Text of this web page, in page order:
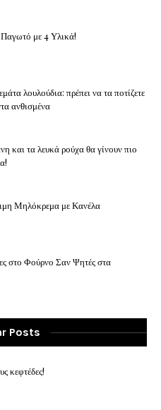
με 4 Υλικά!
λουλούδια: πρέπει να τα ποτίζετε
ανθισμένα
και τα λευκά ρούχα θα γίνουν πιο
Μηλόκρεμα με Κανέλα
στο Φούρνο Σαν Ψητές στα
Posts
κεφτέδες!